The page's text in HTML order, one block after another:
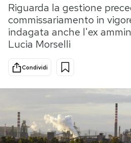
Scienza
Cultura
Economia
Sport
NEWSLETTER
Riguarda la gestione
commissariamento in
indagata anche l'ex
Lucia Morselli
Condividi